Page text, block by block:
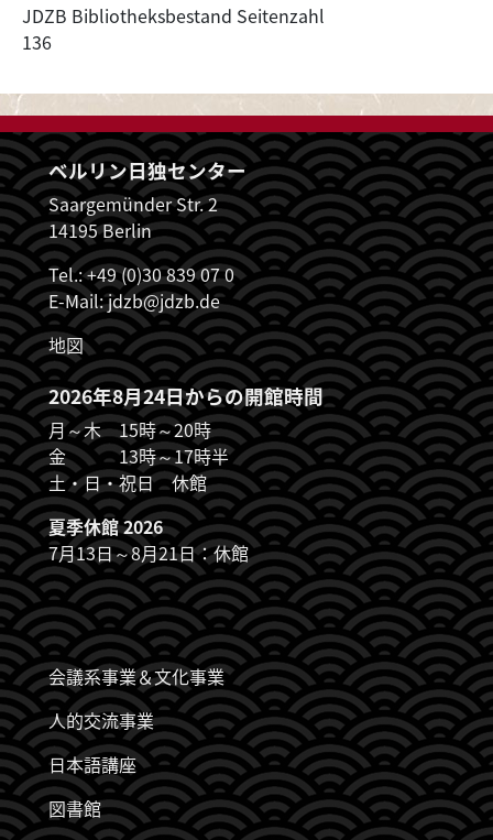
JDZB Bibliotheksbestand Seitenzahl
136
ベルリン日独センター
Saargemünder Str. 2
14195 Berlin
Tel.: +49 (0)30 839 07 0
E-Mail:jdzb@jdzb.de
地図
2026年8月24日からの開館時間
月～木 15時～20時
金 13時～17時半
土・日・祝日 休館
夏季休館 2026
7月13日～8月21日：休館
JDZB_FUSSZEILENMENÜ
会議系事業＆文化事業
人的交流事業
日本語講座
図書館